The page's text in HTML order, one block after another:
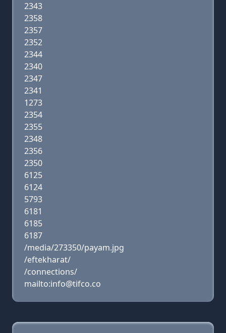
2343
2358
2357
2352
2344
2340
2347
2341
1273
2354
2355
2348
2356
2350
6125
6124
5793
6181
6185
6187
/media/273350/payam.jpg
/eftekharat/
/connections/
mailto:info@tifco.co